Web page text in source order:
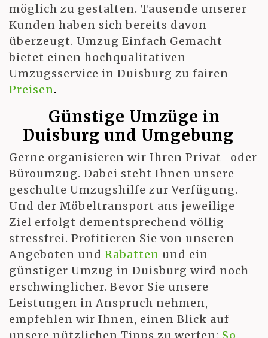
möglich zu gestalten. Tausende unserer
Kunden haben sich bereits davon
überzeugt. Umzug Einfach Gemacht
bietet einen hochqualitativen
Umzugsservice in Duisburg zu fairen
Preisen.
Günstige Umzüge in
Duisburg und Umgebung
Gerne organisieren wir Ihren Privat- oder
Büroumzug. Dabei steht Ihnen unsere
geschulte Umzugshilfe zur Verfügung.
Und der Möbeltransport ans jeweilige
Ziel erfolgt dementsprechend völlig
stressfrei. Profitieren Sie von unseren
Angeboten und Rabatten und ein
günstiger Umzug in Duisburg wird noch
erschwinglicher. Bevor Sie unsere
Leistungen in Anspruch nehmen,
empfehlen wir Ihnen, einen Blick auf
unsere nützlichen Tipps zu werfen: So